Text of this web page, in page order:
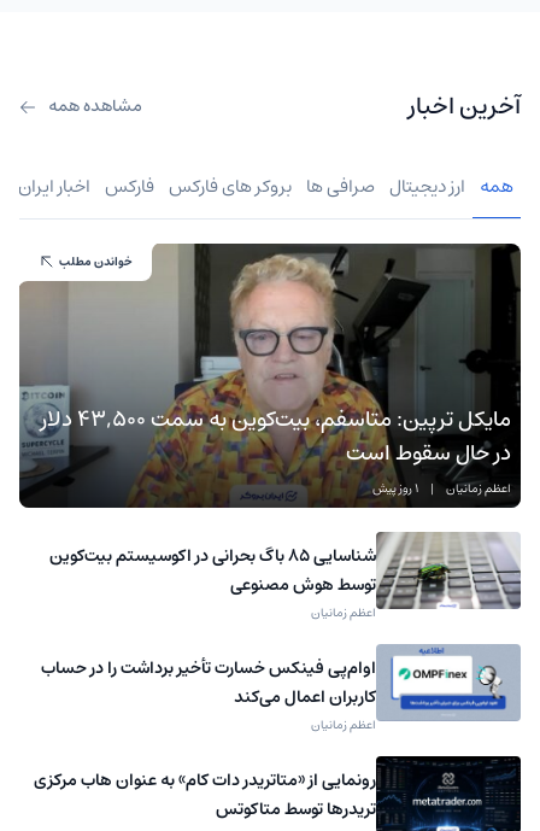
آخرین اخبار مشاهده همه
همه ارز دیجیتال صرافی ها بروکر های فارکس فارکس اخبار ایران
مایکل ترپین: متاسفم، بیت‌کوین به سمت ۴۳,۵۰۰ دلار
در حال سقوط است
اعظم زمانیان | 1 روز پیش
خواندن مطلب
شناسایی ۸۵ باگ بحرانی در اکوسیستم بیت‌کوین
توسط هوش مصنوعی
اعظم زمانیان
اوام‌پی فینکس خسارت تأخیر برداشت را در حساب
کاربران اعمال می‌کند
اعظم زمانیان
رونمایی از «متاتریدر دات کام» به عنوان هاب مرکزی
تریدرها توسط متاکوتس